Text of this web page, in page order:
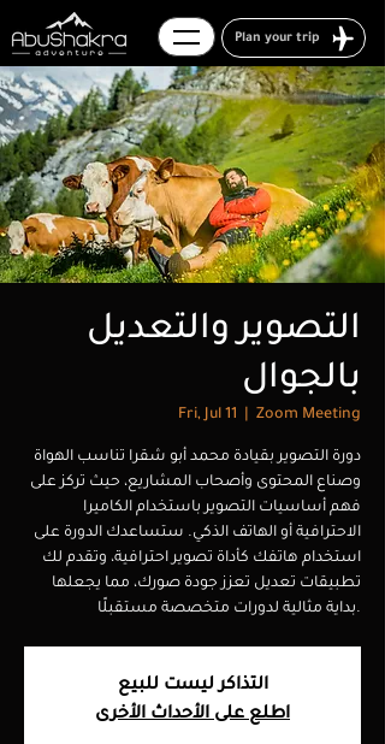
Plan your trip
التصوير والتعديل
بالجوال
Fri, Jul 11 Zoom Meeting
دورة التصوير بقيادة محمد أبو شقرا تناسب الهواة
وصناع المحتوى وأصحاب المشاريع، حيث تركز على
فهم أساسيات التصوير باستخدام الكاميرا
الاحترافية أو الهاتف الذكي. ستساعدك الدورة على
استخدام هاتفك كأداة تصوير احترافية، وتقدم لك
تطبيقات تعديل تعزز جودة صورك، مما يجعلها
بداية مثالية لدورات متخصصة مستقبلًا.
التذاكر ليست للبيع
اطلع على الأحداث الأخرى